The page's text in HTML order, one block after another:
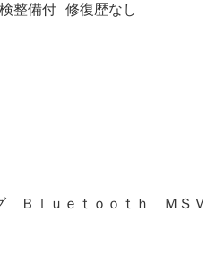
備付 修復歴なし
Ｂｌｕｅｔｏｏｔｈ　ＭＳ